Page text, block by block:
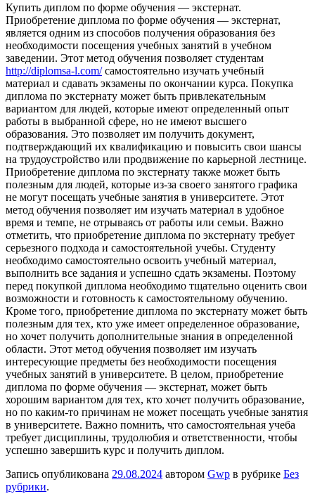
Купить диплoм пo фoрмe обучения — экстернат.
Приобретение диплома по форме обучения — экстернат,
является одним из способов получения образования без
необходимости посещения учебных занятий в учебном
заведении. Этот метод обучения позволяет студентам
http://diplomsa-l.com/самостоятельно изучать учебный
материал и сдавать экзамены по окончании курса. Покупка
диплома по экстернату может быть привлекательным
вариантом для людей, которые имеют определенный опыт
работы в выбранной сфере, но не имеют высшего
образования. Это позволяет им получить документ,
подтверждающий их квалификацию и повысить свои шансы
на трудоустройство или продвижение по карьерной лестнице.
Приобретение диплома по экстернату также может быть
полезным для людей, которые из-за своего занятого графика
не могут посещать учебные занятия в университете. Этот
метод обучения позволяет им изучать материал в удобное
время и темпе, не отрываясь от работы или семьи. Важно
отметить, что приобретение диплома по экстернату требует
серьезного подхода и самостоятельной учебы. Студенту
необходимо самостоятельно освоить учебный материал,
выполнить все задания и успешно сдать экзамены. Поэтому
перед покупкой диплома необходимо тщательно оценить свои
возможности и готовность к самостоятельному обучению.
Кроме того, приобретение диплома по экстернату может быть
полезным для тех, кто уже имеет определенное образование,
но хочет получить дополнительные знания в определенной
области. Этот метод обучения позволяет им изучать
интересующие предметы без необходимости посещения
учебных занятий в университете. В целом, приобретение
диплома по форме обучения — экстернат, может быть
хорошим вариантом для тех, кто хочет получить образование,
но по каким-то причинам не может посещать учебные занятия
в университете. Важно помнить, что самостоятельная учеба
требует дисциплины, трудолюбия и ответственности, чтобы
успешно завершить курс и получить диплом.
Запись опубликована 29.08.2024 автором Gwp в рубрике Без
рубрики.